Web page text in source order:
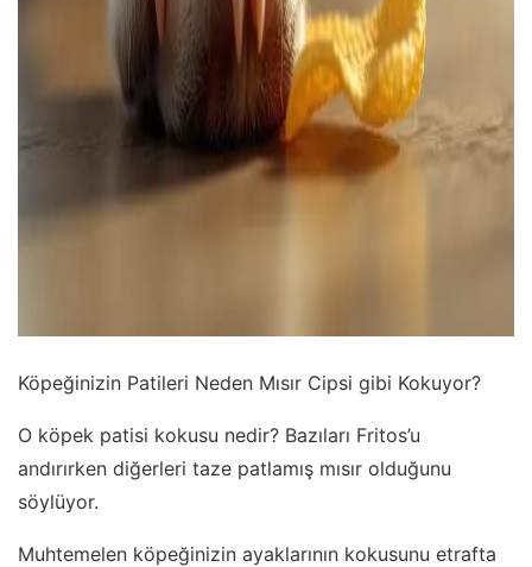
Köpeğinizin Patileri Neden Mısır Cipsi gibi Kokuyor?
O köpek patisi kokusu nedir? Bazıları Fritos’u
andırırken diğerleri taze patlamış mısır olduğunu
söylüyor.
Muhtemelen köpeğinizin ayaklarının kokusunu etrafta